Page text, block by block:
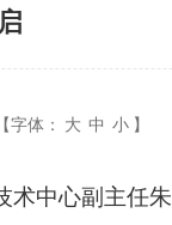
【字体： 大 中 小 】
中心副主任朱